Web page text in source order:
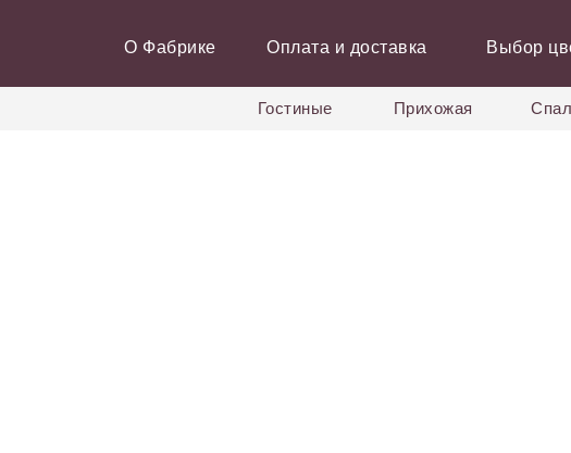
О Фабрике Оплата и доставка
Гостиные Прихожая
Выбор